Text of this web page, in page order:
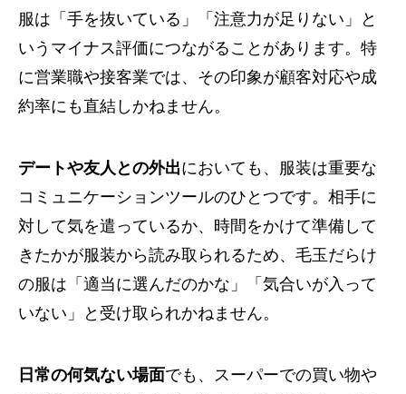
服は「手を抜いている」「注意力が足りない」と
いうマイナス評価につながることがあります。特
に営業職や接客業では、その印象が顧客対応や成
約率にも直結しかねません。
デートや友人との外出においても、服装は重要な
コミュニケーションツールのひとつです。相手に
対して気を遣っているか、時間をかけて準備して
きたかが服装から読み取られるため、毛玉だらけ
の服は「適当に選んだのかな」「気合いが入って
いない」と受け取られかねません。
日常の何気ない場面でも、スーパーでの買い物や